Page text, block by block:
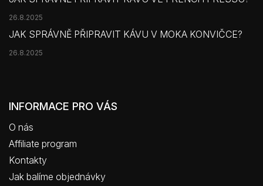
26.8.2025
JAK SPRÁVNĚ PŘIPRAVIT KÁVU V MOKA KONVIČCE?
26.8.2025
INFORMACE PRO VÁS
O nás
Affiliate program
Kontakty
Jak balíme objednávky